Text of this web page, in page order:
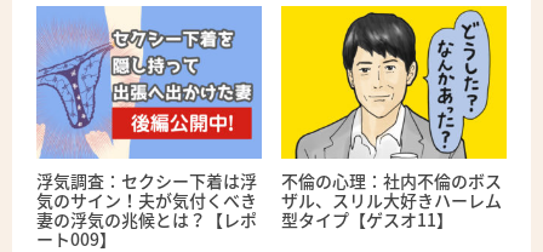
浮気調査：セクシー下着は浮
気のサイン！夫が気付くべき
妻の浮気の兆候とは？【レポ
ート009】
不倫の心理：社内不倫のボス
ザル、スリル大好きハーレム
型タイプ【ゲスオ11】